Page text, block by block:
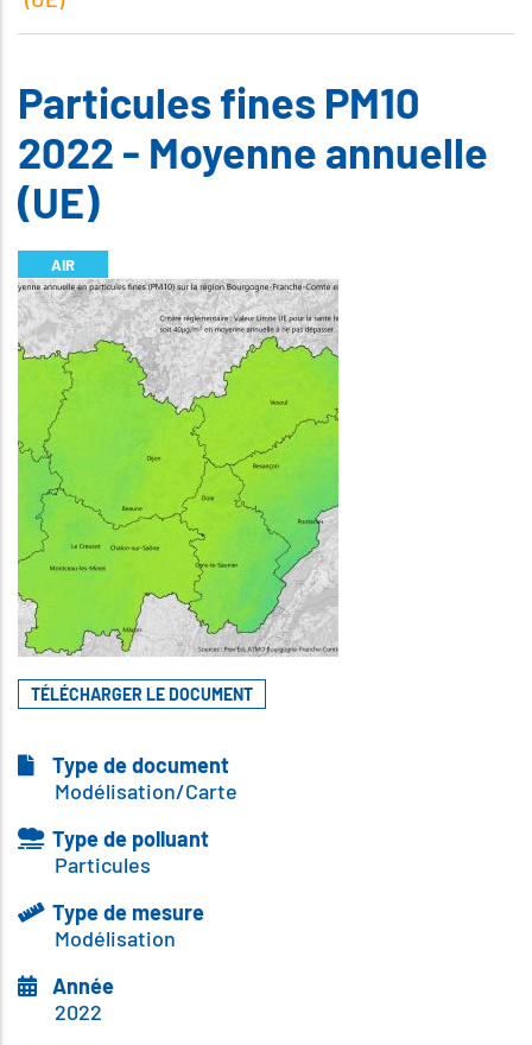
Particules fines PM10
2022 - Moyenne annuelle
(UE)
AIR
Illustration
TÉLÉCHARGER LE DOCUMENT
Type de document
Modélisation/Carte
Type de polluant
Particules
Type de mesure
Modélisation
Année
2022